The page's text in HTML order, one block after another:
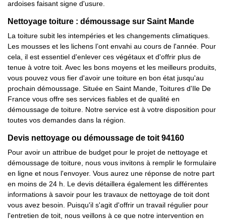
ardoises faisant signe d'usure.
Nettoyage toiture : démoussage sur Saint Mande
La toiture subit les intempéries et les changements climatiques.
Les mousses et les lichens l’ont envahi au cours de l'année. Pour
cela, il est essentiel d'enlever ces végétaux et d'offrir plus de
tenue à votre toit. Avec les bons moyens et les meilleurs produits,
vous pouvez vous fier d'avoir une toiture en bon état jusqu'au
prochain démoussage. Située en Saint Mande, Toitures d'Ile De
France vous offre ses services fiables et de qualité en
démoussage de toiture. Notre service est à votre disposition pour
toutes vos demandes dans la région.
Devis nettoyage ou démoussage de toit 94160
Pour avoir un attribue de budget pour le projet de nettoyage et
démoussage de toiture, nous vous invitons à remplir le formulaire
en ligne et nous l'envoyer. Vous aurez une réponse de notre part
en moins de 24 h. Le devis détaillera également les différentes
informations à savoir pour les travaux de nettoyage de toit dont
vous avez besoin. Puisqu'il s'agit d'offrir un travail régulier pour
l'entretien de toit, nous veillons à ce que notre intervention en